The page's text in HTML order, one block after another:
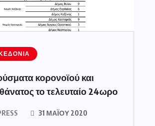
κορονοϊού και
το τελευταίο 24ωρο
31 ΜΑΪ́ΟΥ 2020